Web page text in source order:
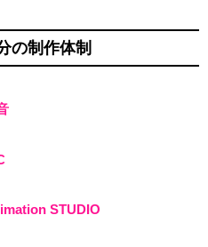
の制作体制
STUDIO